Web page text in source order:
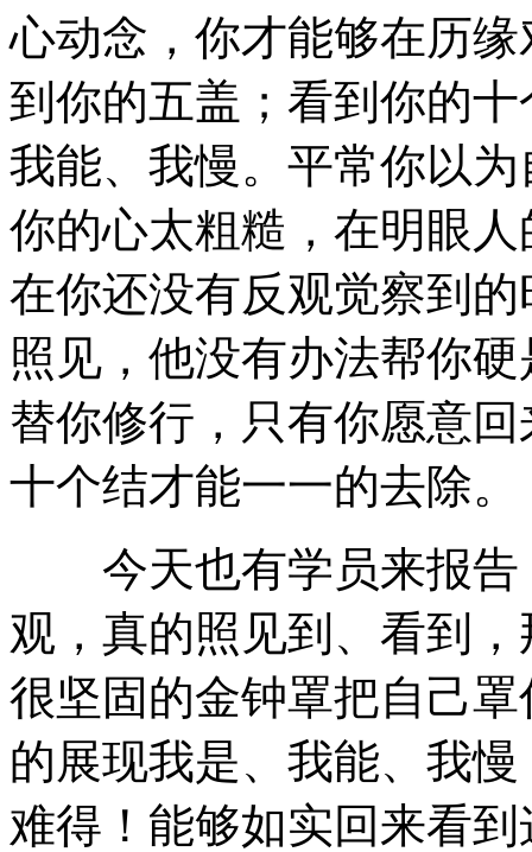
心动念，你才能够在历
到你的五盖；看到你的
我能、我慢。平常你以
你的心太粗糙，在明眼
在你还没有反观觉察到
照见，他没有办法帮你
替你修行，只有你愿意
十个结才能一一的去除。
今天也有学员来报告
观，真的照见到、看到
很坚固的金钟罩把自己
的展现我是、我能、我
难得！能够如实回来看